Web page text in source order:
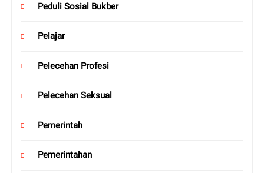
Peduli Sosial Bukber
Pelajar
Pelecehan Profesi
Pelecehan Seksual
Pemerintah
Pemerintahan